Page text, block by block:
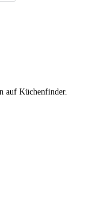
auf Küchenfinder.